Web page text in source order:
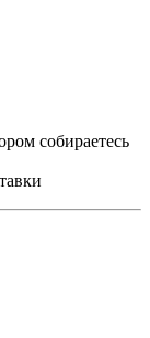
собираетесь